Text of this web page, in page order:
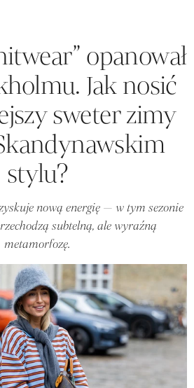
opanował
Jak nosić
sweter zimy
stylu?
nową energię — w tym sezonie
subtelną, ale wyraźną
metamorfozę.